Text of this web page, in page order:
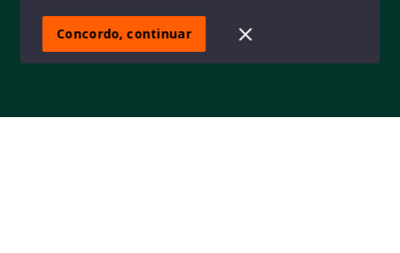
SITE PARA IMOBILIARIA
Concordo, continuar